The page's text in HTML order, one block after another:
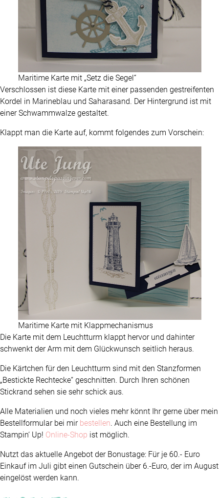
Maritime Karte mit „Setz die Segel“
Verschlossen ist diese Karte mit einer passenden gestreifenten
Kordel in Marineblau und Saharasand. Der Hintergrund ist mit
einer Schwammwalze gestaltet.
Klappt man die Karte auf, kommt folgendes zum Vorschein:
Maritime Karte mit Klappmechanismus
Die Karte mit dem Leuchtturm klappt hervor und dahinter
schwenkt der Arm mit dem Glückwunsch seitlich heraus.
Die Kärtchen für den Leuchtturm sind mit den Stanzformen
„Bestickte Rechtecke“ geschnitten. Durch Ihren schönen
Stickrand sehen sie sehr schick aus.
Alle Materialien und noch vieles mehr könnt Ihr gerne über mein
Bestellformular bei mir bestellen. Auch eine Bestellung im
Stampin‘ Up! Online-Shop ist möglich.
Nutzt das aktuelle Angebot der Bonustage: Für je 60.- Euro
Einkauf im Juli gibt einen Gutschein über 6.-Euro, der im August
eingelöst werden kann.